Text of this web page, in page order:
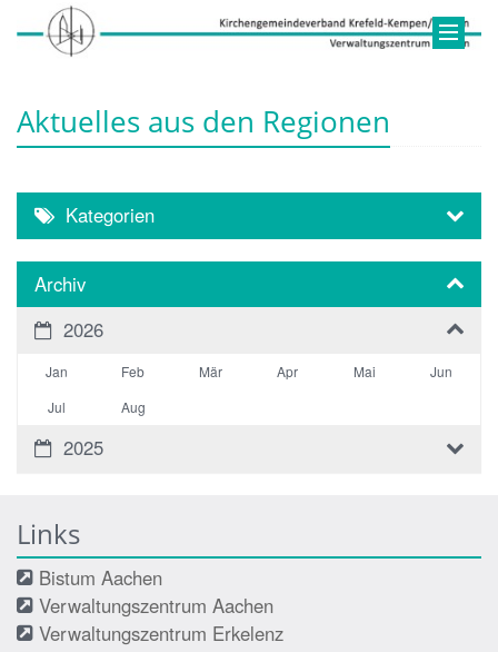
Aktuelles aus den Regionen
Kategorien
Archiv
2026
Jan Feb Mär Apr Mai
Jun
Jul
Aug
2025
Links
Bistum Aachen
Verwaltungszentrum Aachen
Verwaltungszentrum Erkelenz